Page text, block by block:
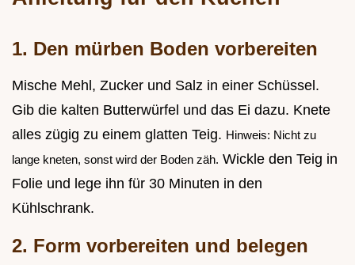
1. Den mürben Boden vorbereiten
Mische Mehl, Zucker und Salz in einer Schüssel.
Gib die kalten Butterwürfel und das Ei dazu. Knete
alles zügig zu einem glatten Teig. Hinweis: Nicht zu
lange kneten, sonst wird der Boden zäh. Wickle den Teig in
Folie und lege ihn für 30 Minuten in den
Kühlschrank.
2. Form vorbereiten und belegen